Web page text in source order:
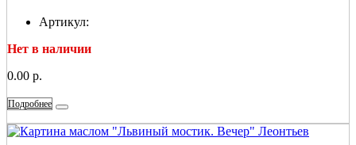
Артикул:
Нет в наличии
0.00 р.
Подробнее